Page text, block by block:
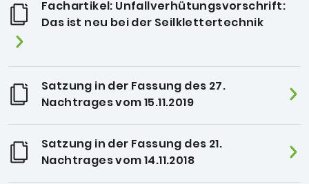
Fachartikel: Unfallverhütungsvorschrift:
Das ist neu bei der Seilklettertechnik
Satzung in der Fassung des 27.
Nachtrages vom 15.11.2019
Satzung in der Fassung des 21.
Nachtrages vom 14.11.2018